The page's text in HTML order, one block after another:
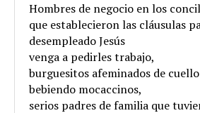
Hombres de negocio en los
que establecieron las cláusulas
desempleado Jesús
venga a pedirles trabajo,
burguesitos afeminados de
bebiendo mocaccinos,
serios padres de familia que